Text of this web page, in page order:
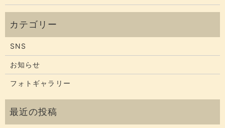
SNS
お知らせ
フォトギャラリー